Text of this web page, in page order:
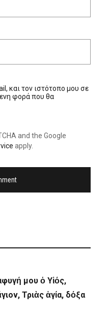
και τον ιστότοπο μου σε
φορά που θα
and the Google
apply.
μου ὁ Υἱός,
Τριὰς ἁγία, δόξα